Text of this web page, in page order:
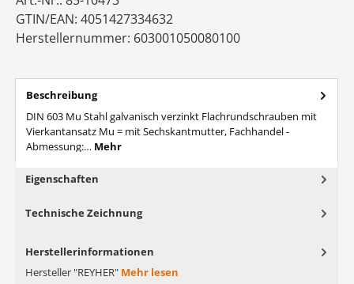
GTIN/EAN: 4051427334632
Herstellernummer: 603001050080100
Beschreibung
DIN 603 Mu Stahl galvanisch verzinkt Flachrundschrauben mit
Vierkantansatz Mu = mit Sechskantmutter, Fachhandel -
Abmessung:… Mehr
Eigenschaften
Technische Zeichnung
Herstellerinformationen
Hersteller "REYHER" Mehr lesen